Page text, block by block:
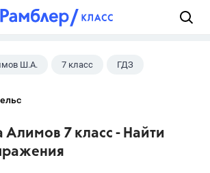
Ш.А. 7 класс ГДЗ
Алимов 7 класс - Найти